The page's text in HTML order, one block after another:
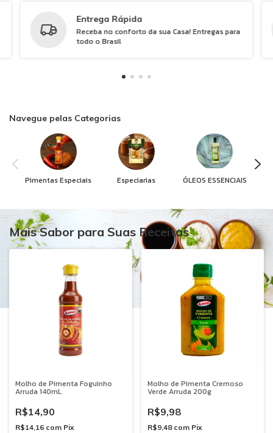
Entrega Rápida
Receba no conforto da sua Casa! Entregas para
todo o Brasil
Navegue pelas Categorias
Pimentas Especiais Especiarias ÓLEOS ESSENCIAIS
Mais Sabor para Suas Receitas
Molho de Pimenta Foguinho
Arruda 140mL
R$14,90
R$14,16 com Pix
Molho de Pimenta Cremoso
Verde Arruda 200g
R$9,98
R$9,48 com Pix